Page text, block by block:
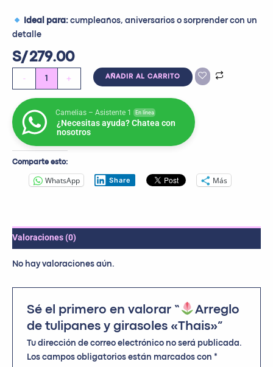
Ideal para : cumpleaños, aniversarios o sorprendercon un
detalle
S/279.00
- + AÑADIR AL CARRITO
Camelias – Asistente 1 En línea
¿Necesitas ayuda? Chatea con
nosotros
Comparte esto:
WhatsApp Share Más
Valoraciones (0)
No hay valoraciones aún.
Sé el primero en valorar “
Arreglo
de tulipanes y girasoles «Thais»”
Tu dirección de correo electrónico no será publicada.
Los campos obligatorios están marcados con *